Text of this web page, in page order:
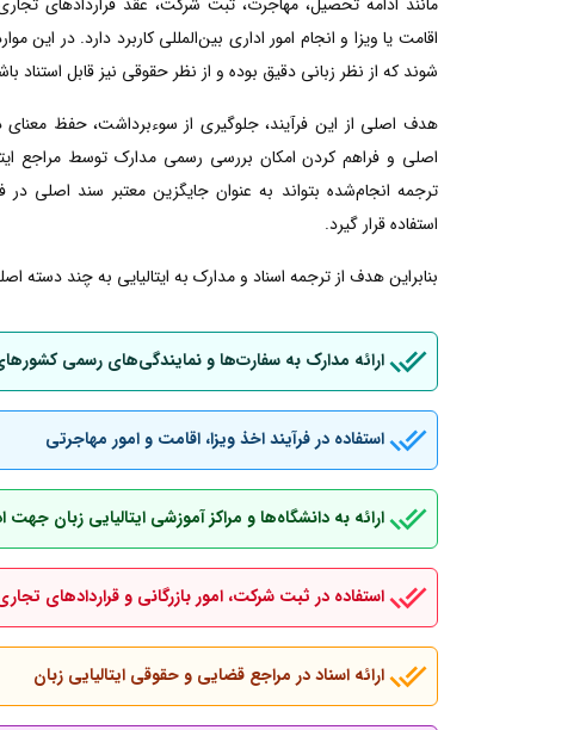
اقامت یا ویزا و انجام امور اداری بین‌المللی کاربرد دارد. در این
شوند که از نظر زبانی دقیق بوده و از نظر حقوقی نیز قابل استناد
هدف اصلی از این فرآیند، جلوگیری از سوءبرداشت، حفظ
اصلی و فراهم کردن امکان بررسی رسمی مدارک توسط مراجع
ترجمه انجام‌شده بتواند به عنوان جایگزین معتبر سند اصلی در
استفاده قرار گیرد.
بنابراین هدف از ترجمه اسناد و مدارک به ایتالیایی به چند دسته
ارائه مدارک به سفارت‌ها و نمایندگی‌های رسمی کشورهای
استفاده در فرآیند اخذ ویزا، اقامت و امور مهاجرتی
ارائه به دانشگاه‌ها و مراکز آموزشی ایتالیایی زبان
استفاده در ثبت شرکت، امور بازرگانی و قراردادهای
ارائه اسناد در مراجع قضایی و حقوقی ایتالیایی زبان